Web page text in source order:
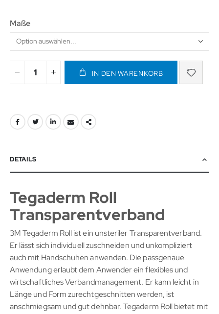
Maße
IN DEN WARENKORB
DETAILS
Tegaderm Roll
Transparentverband
3M Tegaderm Roll ist ein unsteriler Transparentverband.
Er lässt sich individuell zuschneiden und unkompliziert
auch mit Handschuhen anwenden. Die passgenaue
Anwendung erlaubt dem Anwender ein flexibles und
wirtschaftliches Verbandmanagement. Er kann leicht in
Länge und Form zurechtgeschnitten werden, ist
anschmiegsam und gut dehnbar. Tegaderm Roll bietet mit